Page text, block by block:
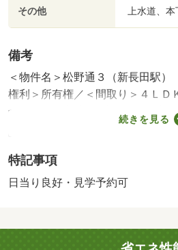
その他 上水道、
備考
＜物件名＞松野通３（新長田駅
権利＞所有権／＜間取り＞４ＬＤ
歩約５分の立地♪是非現地をご内
５Ｓに対応・２沿線以上利用可・
建築確認：有/NO.ＢＶＪ－ＥＫＢ
販売戸数：1戸
続きを見る
特記事項
日当り良好・見学予約可